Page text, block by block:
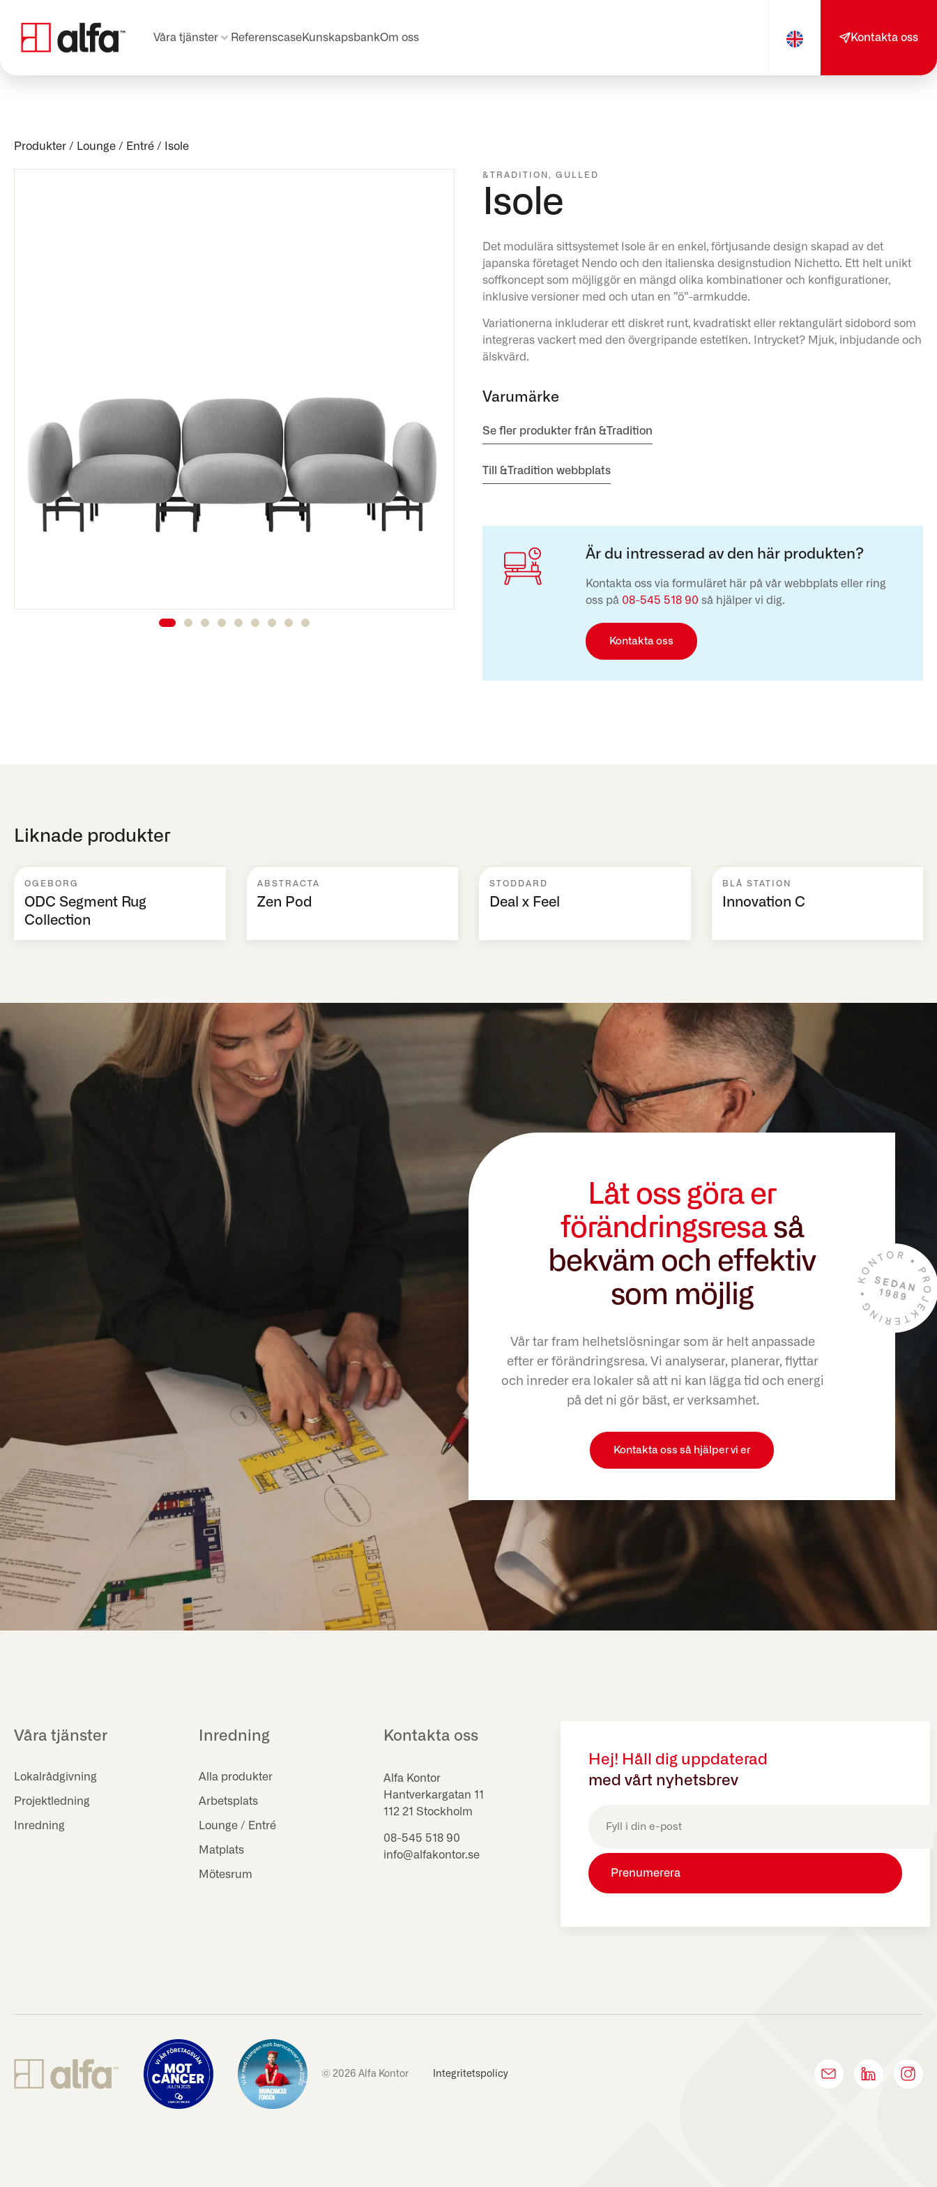
Våra tjänster ReferenscaseKunskapsbankOm oss Kontakta oss
Produkter / Lounge / Entré / Isole
&TRADITION , GULLED
Isole
Det modulära sittsystemet Isole är en enkel, förtjusande design skapad av det
japanska företaget Nendo och den italienska designstudion Nichetto. Ett helt unikt
soffkoncept som möjliggör en mängd olika kombinationer och konfigurationer,
inklusive versioner med och utan en ”ö”-armkudde.
Variationerna inkluderar ett diskret runt, kvadratiskt eller rektangulärt sidobord som
integreras vackert med den övergripande estetiken. Intrycket? Mjuk, inbjudande och
älskvärd.
Varumärke
Se fler produkter från &Tradition
Till &Tradition webbplats
Är du intresserad av den här produkten?
Kontakta oss via formuläret här på vår webbplats eller ring
oss på 08-545 518 90 så hjälper vi dig.
Kontakta oss
Liknade produkter
OGEBORG
ODC Segment Rug
Collection
ABSTRACTA
Zen Pod
STODDARD
Deal x Feel
BLÅ STATION
Innovation C
Låt oss göra er
förändringsresa så
bekväm och effektiv
som möjlig
Vår tar fram helhetslösningar som är helt anpassade
efter er förändringsresa. Vi analyserar, planerar, flyttar
och inreder era lokaler så att ni kan lägga tid och energi
på det ni gör bäst, er verksamhet.
Kontakta oss så hjälper vi er
Våra tjänster
Lokalrådgivning
Projektledning
Inredning
Inredning
Alla produkter
Arbetsplats
Lounge / Entré
Matplats
Mötesrum
Kontakta oss
Alfa Kontor
Hantverkargatan 11
112 21 Stockholm
08-545 518 90
info@alfakontor.se
Hej! Håll dig uppdaterad
med vårt nyhetsbrev
post
(Obligatoriskt)
© 2026 Alfa Kontor Integritetspolicy